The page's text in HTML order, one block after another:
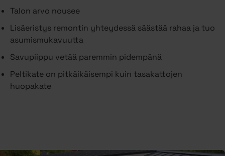
Talon arvo nousee
Lisäeristys remontin yhteydessä säästää rahaa ja tuo
asumismukavuutta
Savupiippu vetää paremmin pidempänä
Peltikate on pitkäikäisempi kuin tasakattojen
huopakate